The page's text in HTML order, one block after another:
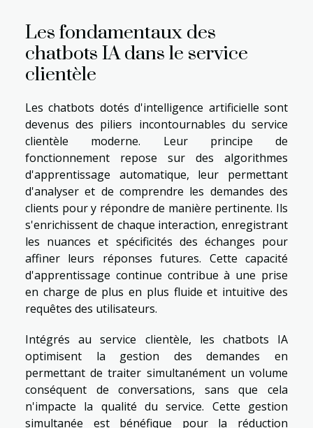
Les fondamentaux des
chatbots IA dans le service
clientèle
Les chatbots dotés d'intelligence artificielle sont
devenus des piliers incontournables du service
clientèle moderne. Leur principe de
fonctionnement repose sur des algorithmes
d'apprentissage automatique, leur permettant
d'analyser et de comprendre les demandes des
clients pour y répondre de manière pertinente. Ils
s'enrichissent de chaque interaction, enregistrant
les nuances et spécificités des échanges pour
affiner leurs réponses futures. Cette capacité
d'apprentissage continue contribue à une prise
en charge de plus en plus fluide et intuitive des
requêtes des utilisateurs.
Intégrés au service clientèle, les chatbots IA
optimisent la gestion des demandes en
permettant de traiter simultanément un volume
conséquent de conversations, sans que cela
n'impacte la qualité du service. Cette gestion
simultanée est bénéfique pour la réduction